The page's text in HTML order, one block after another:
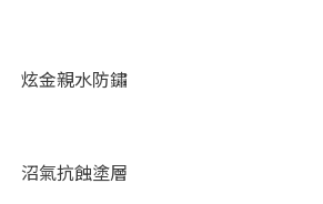
炫金親水防鏽
沼氣抗蝕塗層